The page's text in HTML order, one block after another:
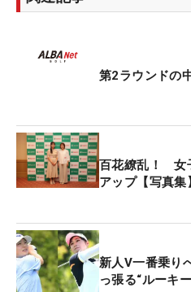
第2ラウンドの
百花繚乱！ 女
アップ【写真集
新人V一番乗り
っ張る“ルーキ